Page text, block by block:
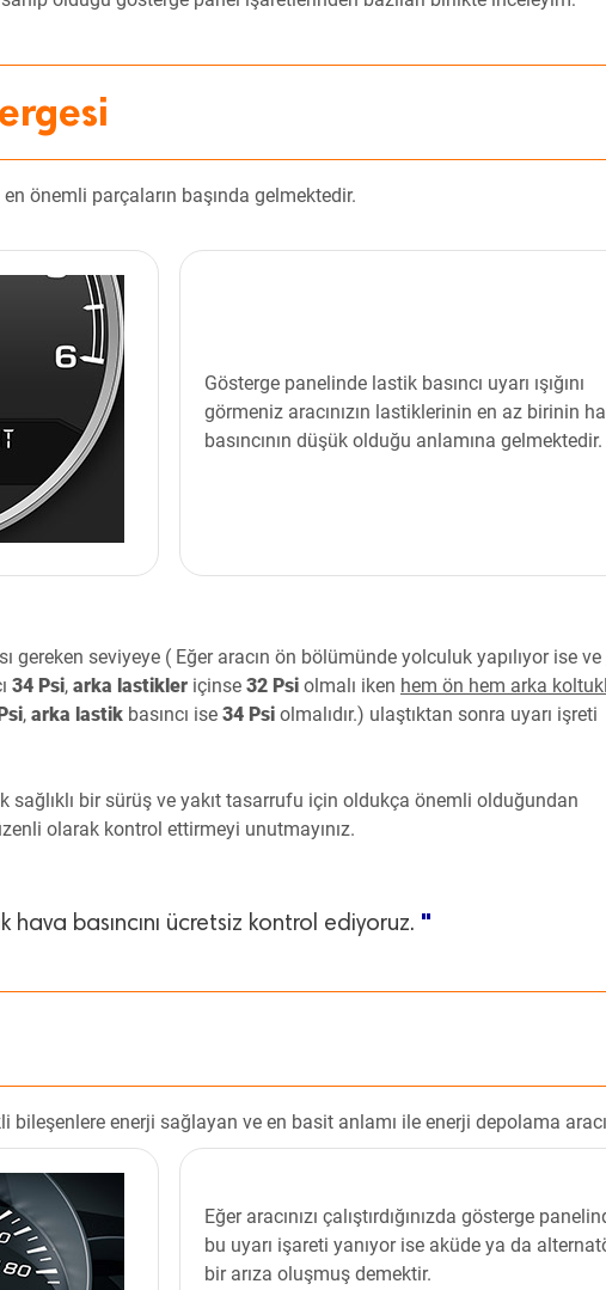
önemli parçaların başında gelmektedir.
Gösterge panelinde lastik basıncı uyarı ışığını
görmeniz aracınızın lastiklerinin en az birinin
basıncının düşük olduğu anlamına gelmektedir.
gereken seviyeye ( Eğer aracın ön bölümünde yolculuk yapılıyor ise ve
34 Psi, arka lastikler içinse 32 Psi olmalı iken hem ön hem arka
, arka lastik basıncı ise 34 Psi olmalıdır.) ulaştıktan sonra uyarı işreti
sağlıklı bir sürüş ve yakıt tasarrufu için oldukça önemli olduğundan
olarak kontrol ettirmeyi unutmayınız.
hava basıncını ücretsiz kontrol ediyoruz. "
enerji sağlayan ve en basit anlamı ile enerji depolama
Eğer aracınızı çalıştırdığınızda gösterge
bu uyarı işareti yanıyor ise aküde ya da
bir arıza oluşmuş demektir.